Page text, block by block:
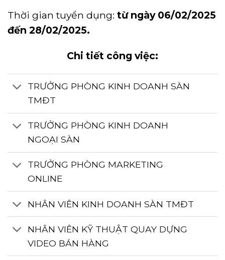
Thời gian tuyển dụng: từ ngày 06/02/2025
đến 28/02/2025.
Chi tiết công việc:
TRƯỞNG PHÒNG KINH DOANH SÀN
TMĐT
TRƯỞNG PHÒNG KINH DOANH
NGOẠI SÀN
TRƯỞNG PHÒNG MARKETING
ONLINE
NHÂN VIÊN KINH DOANH SÀN TMĐT
NHÂN VIÊN KỸ THUẬT QUAY DỰNG
VIDEO BÁN HÀNG